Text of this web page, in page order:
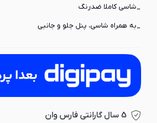
_شاسی کاملا ضدرنگ
_به همراه شاسی، پنل جلو و جانبی
5 سال گارانتی فارس وان